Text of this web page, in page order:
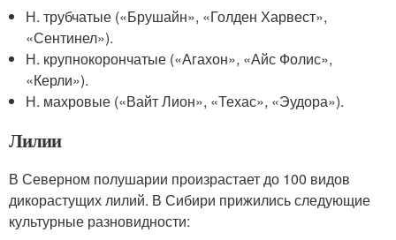
Н. трубчатые («Брушайн», «Голден Харвест»,
«Сентинел»).
Н. крупнокорончатые («Агахон», «Айс Фолис»,
«Керли»).
Н. махровые («Вайт Лион», «Техас», «Эудора»).
Лилии
В Северном полушарии произрастает до 100 видов
дикорастущих лилий. В Сибири прижились следующие
культурные разновидности: